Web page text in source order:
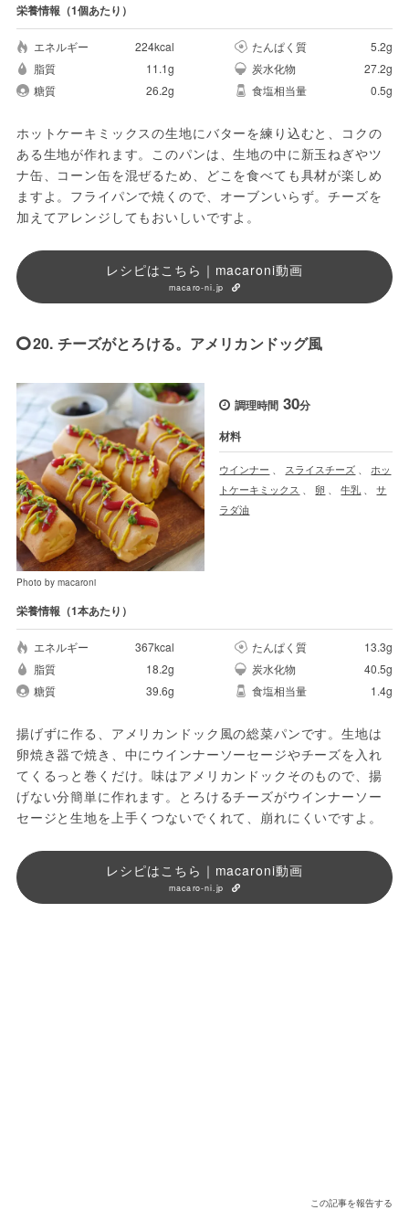
栄養情報（1個あたり）
エネルギー 224kcal たんぱく質
5.2g
脂質
11.1g 炭水化物
27.2g
糖質
26.2g 食塩相当量 0.5g
ホットケーキミックスの生地にバターを練り込むと、コクの
ある生地が作れます。このパンは、生地の中に新玉ねぎやツ
ナ缶、コーン缶を混ぜるため、どこを食べても具材が楽しめ
ますよ。フライパンで焼くので、オーブンいらず。チーズを
加えてアレンジしてもおいしいですよ。
レシピはこちら｜macaroni動画
macaro-ni.jp
20. チーズがとろける。アメリカンドッグ風
Photo by macaroni
調理時間 30分
材料
ウインナー スライスチーズ
ホッ
トケーキミックス
卵 、牛乳 、サ
ラダ油
栄養情報（1本あたり）
エネルギー 367kcal たんぱく質
13.3g
脂質
18.2g 炭水化物
40.5g
糖質
39.6g 食塩相当量 1.4g
揚げずに作る、アメリカンドック風の総菜パンです。生地は
卵焼き器で焼き、中にウインナーソーセージやチーズを入れ
てくるっと巻くだけ。味はアメリカンドックそのもので、揚
げない分簡単に作れます。とろけるチーズがウインナーソー
セージと生地を上手くつないでくれて、崩れにくいですよ。
レシピはこちら｜macaroni動画
macaro-ni.jp
この記事を報告する